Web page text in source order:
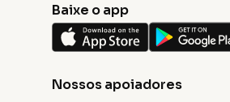
Baixe o app
Nossos apoiadores